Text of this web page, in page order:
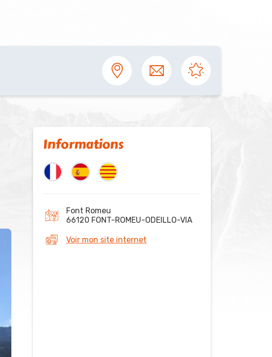
Informations
Font Romeu
66120 FONT-ROMEU-ODEILLO-VIA
Voir mon site internet